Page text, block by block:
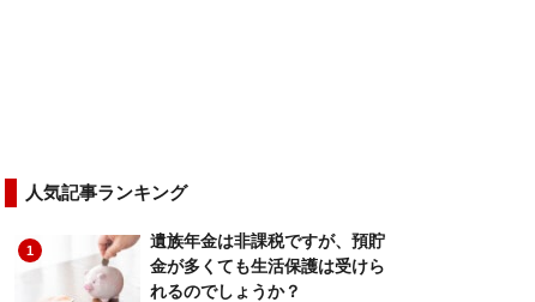
人気記事ランキング
1
遺族年金は非課税ですが、預貯
金が多くても生活保護は受けら
れるのでしょうか？